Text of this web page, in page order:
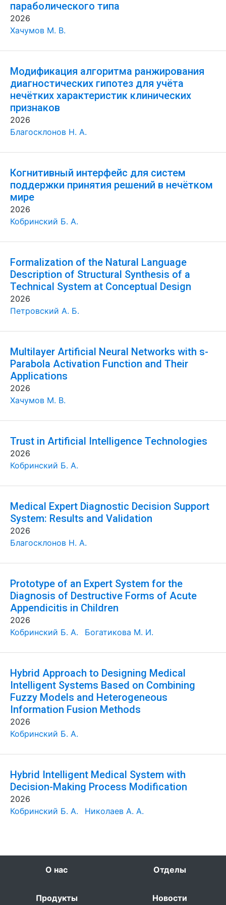
параболического типа
2026
Хачумов М. В.
Модификация алгоритма ранжирования
диагностических гипотез для учёта
нечётких характеристик клинических
признаков
2026
Благосклонов Н. А.
Когнитивный интерфейс для систем
поддержки принятия решений в нечётком
мире
2026
Кобринский Б. А.
Formalization of the Natural Language
Description of Structural Synthesis of a
Technical System at Conceptual Design
2026
Петровский А. Б.
Multilayer Artificial Neural Networks with s-
Parabola Activation Function and Their
Applications
2026
Хачумов М. В.
Trust in Artificial Intelligence Technologies
2026
Кобринский Б. А.
Medical Expert Diagnostic Decision Support
System: Results and Validation
2026
Благосклонов Н. А.
Prototype of an Expert System for the
Diagnosis of Destructive Forms of Acute
Appendicitis in Children
2026
Кобринский Б. А.
Богатикова М. И.
Hybrid Approach to Designing Medical
Intelligent Systems Based on Combining
Fuzzy Models and Heterogeneous
Information Fusion Methods
2026
Кобринский Б. А.
Hybrid Intelligent Medical System with
Decision-Making Process Modification
2026
Кобринский Б. А.
Николаев А. А.
О нас Отделы
Продукты Новости